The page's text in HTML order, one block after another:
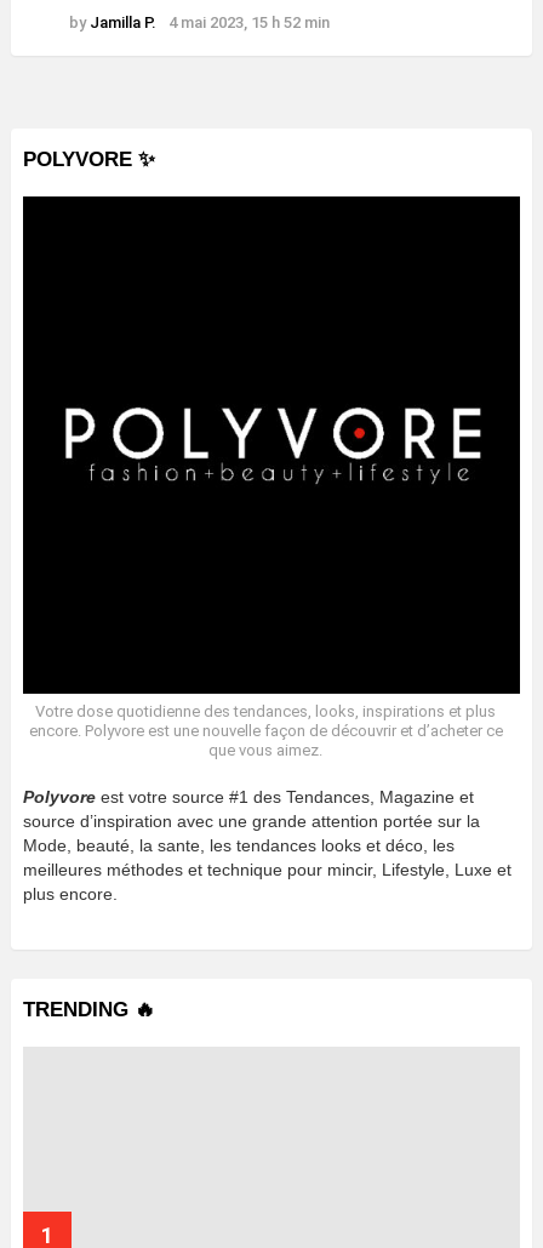
by Jamilla P. 4 mai 2023, 15 h 52 min
POLYVORE ✨
Votre dose quotidienne des tendances, looks, inspirations et plus
encore. Polyvore est une nouvelle façon de découvrir et d’acheter ce
que vous aimez.
Polyvore est votre source #1 des Tendances, Magazine et
source d’inspiration avec une grande attention portée sur la
Mode, beauté, la sante, les tendances looks et déco, les
meilleures méthodes et technique pour mincir, Lifestyle, Luxe et
plus encore.
TRENDING 🔥